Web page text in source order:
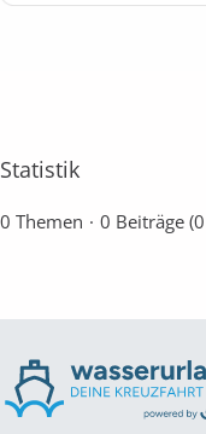
Statistik
0 Themen 0 Beiträge